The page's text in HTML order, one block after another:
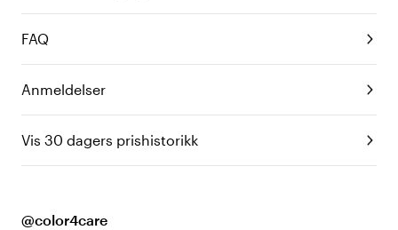
FAQ
Anmeldelser
Vis 30 dagers prishistorikk
@color4care